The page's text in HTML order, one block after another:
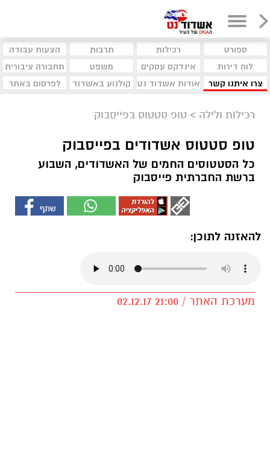
ספורט רכילות תרבות
הצעות עבודה
לוח דירות
אינדקס עסקים משפט
תחבורה ציבורית
צרו איתנו קשר
אודות אשדוד נט קולנוע באשדוד לפרסום באתר
רכילות ולילה > טופ סטטוס בפייסבוק
טופ סטטוס אשדודים בפייסבוק
כל הסטטוסים החמים של האשדודים, השבוע
ברשת החברתית פייסבוק
להאזנה לתוכן:
מערכת האתר / 21:00 02.12.17